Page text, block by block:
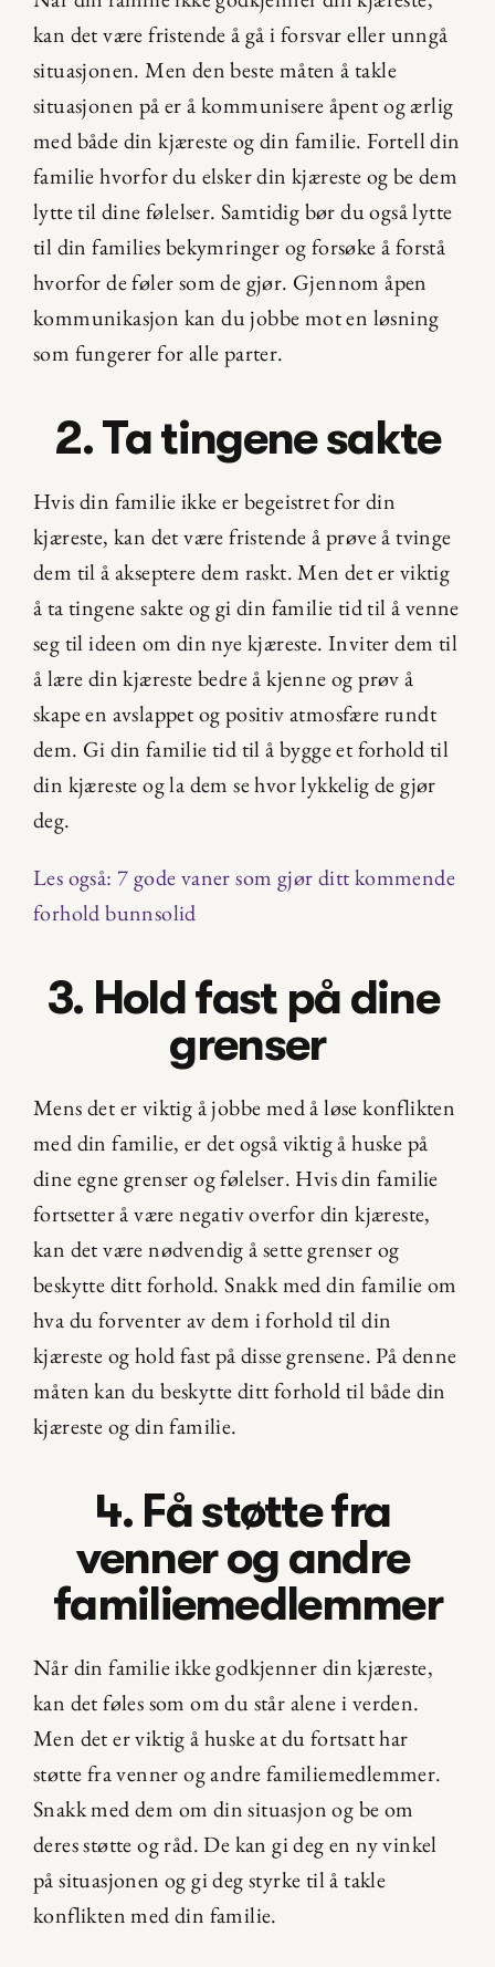
kan det være fristende å gå i forsvar eller unngå
situasjonen. Men den beste måten å takle
situasjonen på er å kommunisere åpent og ærlig
med både din kjæreste og din familie. Fortell din
familie hvorfor du elsker din kjæreste og be dem
lytte til dine følelser. Samtidig bør du også lytte
til din families bekymringer og forsøke å forstå
hvorfor de føler som de gjør. Gjennom åpen
kommunikasjon kan du jobbe mot en løsning
som fungerer for alle parter.
2. Ta tingene sakte
Hvis din familie ikke er begeistret for din
kjæreste, kan det være fristende å prøve å tvinge
dem til å akseptere dem raskt. Men det er viktig
å ta tingene sakte og gi din familie tid til å venne
seg til ideen om din nye kjæreste. Inviter dem til
å lære din kjæreste bedre å kjenne og prøv å
skape en avslappet og positiv atmosfære rundt
dem. Gi din familie tid til å bygge et forhold til
din kjæreste og la dem se hvor lykkelig de gjør
deg.
Les også: 7 gode vaner som gjør ditt kommende
forhold bunnsolid
3. Hold fast på dine
grenser
Mens det er viktig å jobbe med å løse konflikten
med din familie, er det også viktig å huske på
dine egne grenser og følelser. Hvis din familie
fortsetter å være negativ overfor din kjæreste,
kan det være nødvendig å sette grenser og
beskytte ditt forhold. Snakk med din familie om
hva du forventer av dem i forhold til din
kjæreste og hold fast på disse grensene. På denne
måten kan du beskytte ditt forhold til både din
kjæreste og din familie.
4. Få støtte fra
venner og andre
familiemedlemmer
Når din familie ikke godkjenner din kjæreste,
kan det føles som om du står alene i verden.
Men det er viktig å huske at du fortsatt har
støtte fra venner og andre familiemedlemmer.
Snakk med dem om din situasjon og be om
deres støtte og råd. De kan gi deg en ny vinkel
på situasjonen og gi deg styrke til å takle
konflikten med din familie.